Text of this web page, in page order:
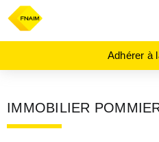
Adhérer à
IMMOBILIER